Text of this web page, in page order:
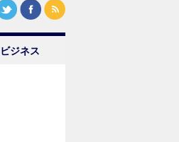
ビジネス